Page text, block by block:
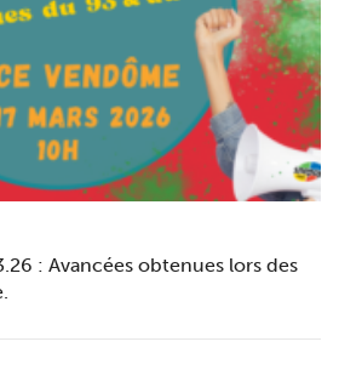
: Avancées obtenues lors des